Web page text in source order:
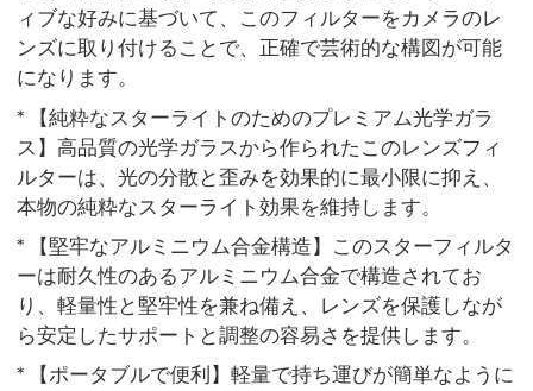
ィブな好みに基づいて、このフィルターをカメラのレ
ンズに取り付けることで、正確で芸術的な構図が可能
になります。
* 【純粋なスターライトのためのプレミアム光学ガラ
ス】高品質の光学ガラスから作られたこのレンズフィ
ルターは、光の分散と歪みを効果的に最小限に抑え、
本物の純粋なスターライト効果を維持します。
* 【堅牢なアルミニウム合金構造】このスターフィルタ
ーは耐久性のあるアルミニウム合金で構造されてお
り、軽量性と堅牢性を兼ね備え、レンズを保護しなが
ら安定したサポートと調整の容易さを提供します。
* 【ポータブルで便利】軽量で持ち運びが簡単なように